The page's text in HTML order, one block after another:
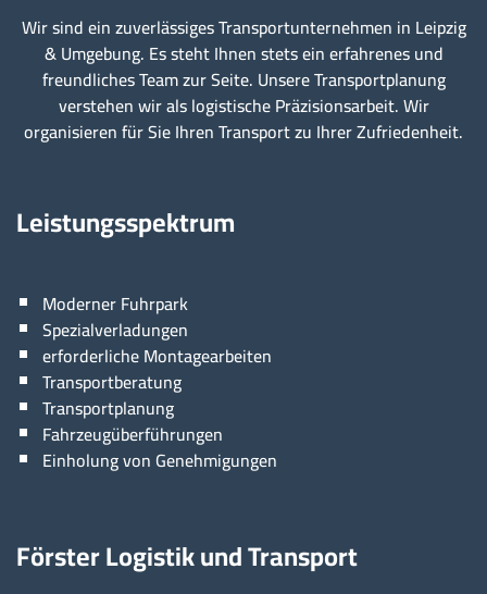
Wir sind ein zuverlässiges Transportunternehmen in Leipzig
& Umgebung. Es steht Ihnen stets ein erfahrenes und
freundliches Team zur Seite. Unsere Transportplanung
verstehen wir als logistische Präzisionsarbeit. Wir
organisieren für Sie Ihren Transport zu Ihrer Zufriedenheit.
Leistungsspektrum
Moderner Fuhrpark
Spezialverladungen
erforderliche Montagearbeiten
Transportberatung
Transportplanung
Fahrzeugüberführungen
Einholung von Genehmigungen
Förster Logistik und Transport